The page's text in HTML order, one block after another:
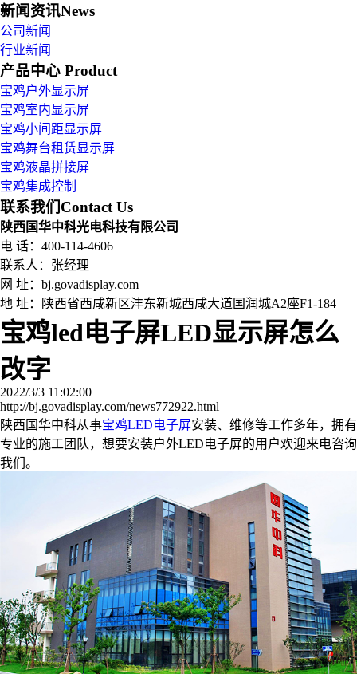
新闻资讯News
公司新闻
行业新闻
产品中心 Product
宝鸡户外显示屏
宝鸡室内显示屏
宝鸡小间距显示屏
宝鸡舞台租赁显示屏
宝鸡液晶拼接屏
宝鸡集成控制
联系我们Contact Us
陕西国华中科光电科技有限公司
电 话：400-114-4606
联系人：张经理
网 址：bj.govadisplay.com
地 址：
陕西省西咸新区沣东新城西咸大道国润城A2座F1-184
宝鸡led电子屏LED显示屏怎么
改字
2022/3/3 11:02:00
http://bj.govadisplay.com/news772922.html
陕西国华中科从事宝鸡LED电子屏安装、维修等工作多年，拥有
专业的施工团队，想要安装户外LED电子屏的用户欢迎来电咨询
我们。